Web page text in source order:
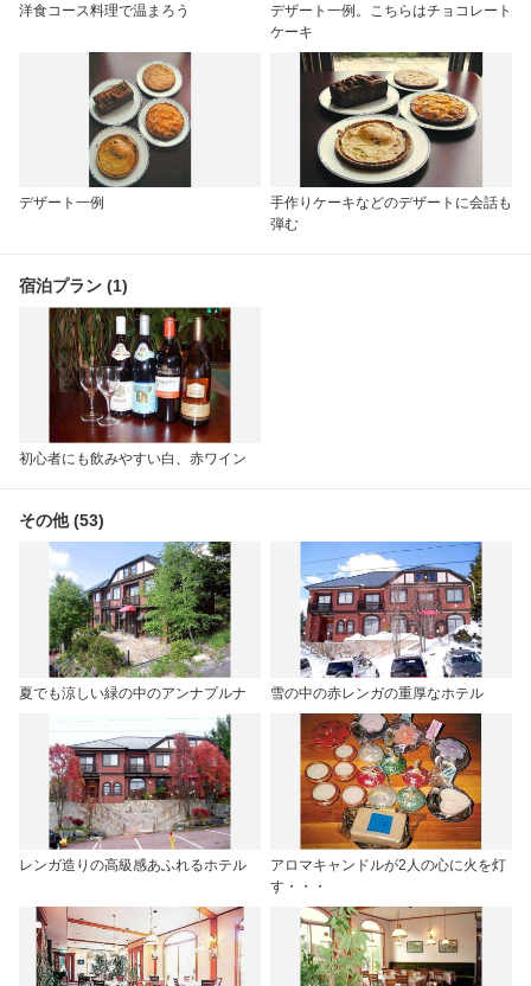
洋食コース料理で温まろう
デザート一例。こちらはチョコレート
ケーキ
デザート一例
手作りケーキなどのデザートに会話も
弾む
宿泊プラン (1)
初心者にも飲みやすい白、赤ワイン
その他 (53)
夏でも涼しい緑の中のアンナプルナ 雪の中の赤レンガの重厚なホテル
レンガ造りの高級感あふれるホテル
アロマキャンドルが2人の心に火を灯
す・・・